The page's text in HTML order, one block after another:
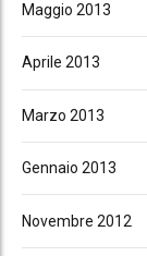
Maggio 2013
Aprile 2013
Marzo 2013
Gennaio 2013
Novembre 2012